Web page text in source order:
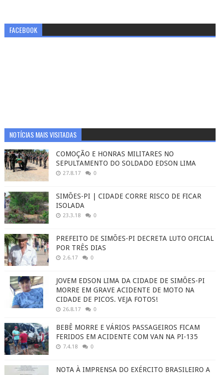
FACEBOOK
NOTÍCIAS MAIS VISITADAS
COMOÇÃO E HONRAS MILITARES NO
SEPULTAMENTO DO SOLDADO EDSON LIMA
27.8.17 0
SIMÕES-PI | CIDADE CORRE RISCO DE FICAR
ISOLADA
23.3.18 0
PREFEITO DE SIMÕES-PI DECRETA LUTO OFICIAL
POR TRÊS DIAS
2.6.17 0
JOVEM EDSON LIMA DA CIDADE DE SIMÕES-PI
MORRE EM GRAVE ACIDENTE DE MOTO NA
CIDADE DE PICOS. VEJA FOTOS!
26.8.17 0
BEBÊ MORRE E VÁRIOS PASSAGEIROS FICAM
FERIDOS EM ACIDENTE COM VAN NA PI-135
7.4.18 0
NOTA À IMPRENSA DO EXÉRCITO BRASILEIRO A